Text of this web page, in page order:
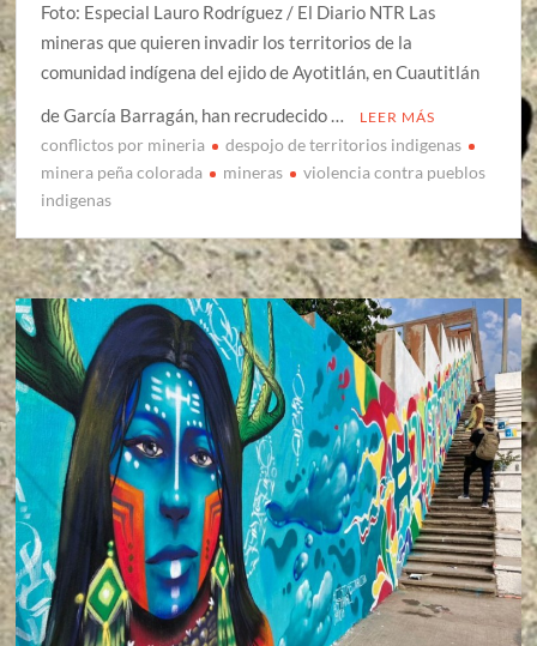
Foto: Especial Lauro Rodríguez / El Diario NTR Las
mineras que quieren invadir los territorios de la
comunidad indígena del ejido de Ayotitlán, en Cuautitlán
de García Barragán, han recrudecido …
LEER MÁS
conflictos por mineria
despojo de territorios indigenas
minera peña colorada
mineras
violencia contra pueblos
indigenas